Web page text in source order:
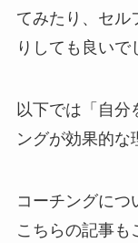
てみたり、セル
りしても良いで
以下では「自分
ングが効果的な
コーチングにつ
こちらの記事も